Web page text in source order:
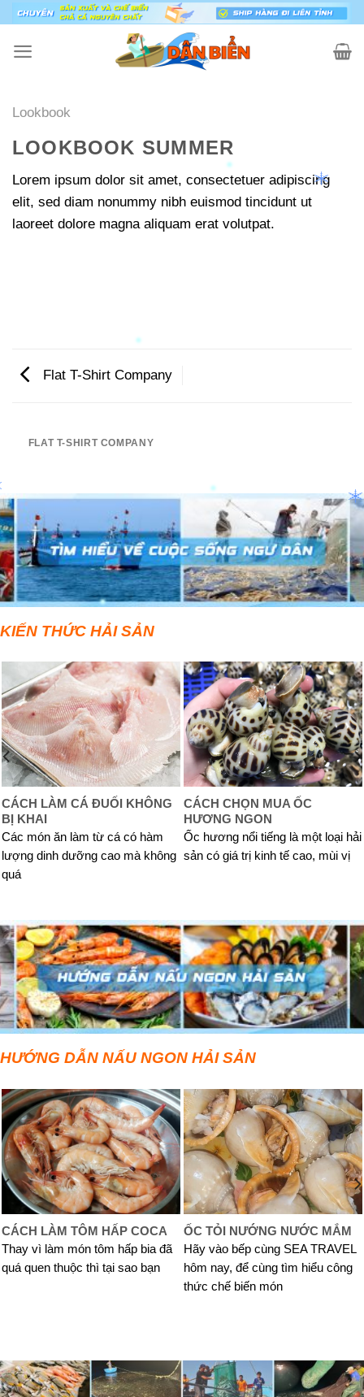
Skip
content
Lookbook
LOOKBOOK SUMMER
Lorem ipsum dolor sit amet, consectetuer adipiscing
elit, sed diam nonummy nibh euismod tincidunt ut
laoreet dolore magna aliquam erat volutpat.
Flat T-Shirt Company
FLAT T-SHIRT COMPANY
KIẾN THỨC HẢI SẢN
CÁCH LÀM CÁ ĐUỐI KHÔNG
BỊ KHAI
Các món ăn làm từ cá có hàm
lượng dinh dưỡng cao mà không
quá
CÁCH CHỌN MUA ỐC
HƯƠNG NGON
Ốc hương nổi tiếng là một loại hải
sản có giá trị kinh tế cao, mùi vị
HƯỚNG DẪN NẤU NGON HẢI SẢN
CÁCH LÀM TÔM HẤP COCA
Thay vì làm món tôm hấp bia đã
quá quen thuộc thì tại sao bạn
ỐC TỎI NƯỚNG NƯỚC MẮM
Hãy vào bếp cùng SEA TRAVEL
hôm nay, để cùng tìm hiểu công
thức chế biến món